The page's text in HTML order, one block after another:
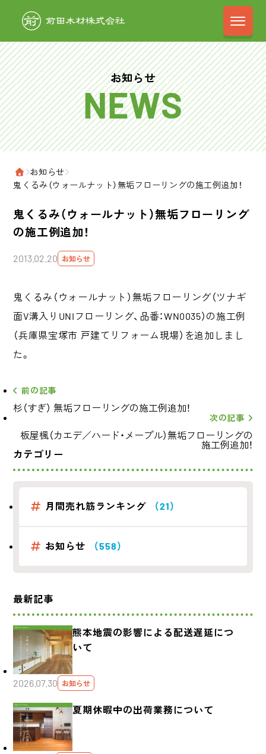
前田木材株式
お知らせ
ホーム
›お知らせ›
鬼くるみ（ウォールナット）無垢フローリングの施工例追加！
鬼くるみ（ウォールナット）無垢フローリング
の施工例追加！
2013.02.20 お知らせ
鬼くるみ（ウォールナット）無垢フローリング（ツナギ
面V溝入りUNIフローリング、品番：WN0035）の施工例
（兵庫県宝塚市 戸建てリフォーム現場）を追加しまし
た。
前の記事
杉（すぎ） 無垢フローリングの施工例追加！
次の記事
板屋楓（カエデ／ハード・メープル）無垢フローリングの
施工例追加！
カテゴリー
月間売れ筋ランキング （21）
お知らせ （558）
最新記事
熊本地震の影響による配送遅延につ
いて
2026.07.30 お知らせ
夏期休暇中の出荷業務について